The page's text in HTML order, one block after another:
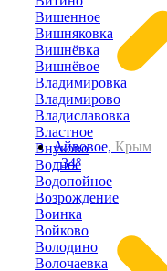
Айвовое, Крым
+34°
Вишенное
Вишняковка
Вишнёвка
Вишнёвое
Владимировка
Владимирово
Владиславовка
Властное
Внуково
Водное
Водопойное
Возрождение
Воинка
Войково
Володино
Волочаевка